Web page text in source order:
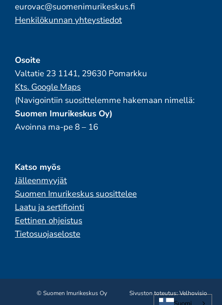
eurovac@suomenimurikeskus.fi
Henkilökunnan yhteystiedot
Osoite
Valtatie 23 1141, 29630 Pomarkku
Kts. Google Maps
(Navigointiin suosittelemme hakemaan nimellä:
Suomen Imurikeskus Oy)
Avoinna ma-pe 8 – 16
Katso myös
Jälleenmyyjät
Suomen Imurikeskus suosittelee
Laatu ja sertifiointi
Eettinen ohjeistus
Tietosuojaseloste
© Suomen Imurikeskus Oy Sivuston toteutus:Velhovisio